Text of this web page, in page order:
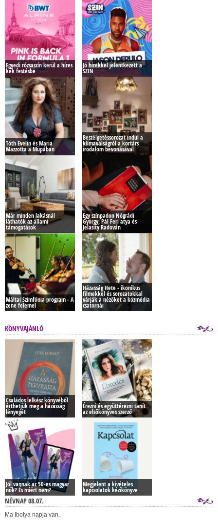
Egyedi rózsaszín kerül a híres
kék festésbe
Jó hírekkel jelentkezett a
SZIN
Tóth Evelin és Maria
Mazzotta a Müpában
Beszélgetéssorozat indul a
klímaválságról a kortárs
irodalom bevonásával
Már minden lakásnál
láthatók az állami
támogatások
Egy színpadon Nógrádi
György, Pál Feri atya és
Jelasity Radován
Máltai Szimfónia program - A
zene felemel
Házasság Hete - ikonikus
filmekkel és sorozatokkal
várják a nézőket a közmédia
csatornái
KÖNYVAJÁNLÓ
Családos lelkész könyvéből
érthetjük meg a házasság
lényegét
Érezni és együttérezni tanít
az elsőkönyves szerző
Jól vannak az 50-es magyar
nők? És miért nem?
Megjelent a kivételes
kapcsolatok kézikönyve
NÉVNAP 08.07.
Ma Ibolya napja van.